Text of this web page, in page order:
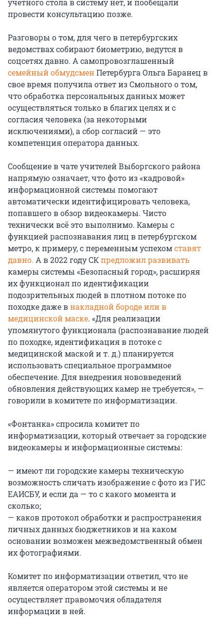
провести консультацию позже.
Разговоры о том, для чего в петербургских
ведомствах собирают биометрию, ведутся в
соцсетях давно. А самопровозглашенный
семейный обмудсменПетербурга Ольга Баранец в
свое время получила ответ из Смольного о том,
что обработка персональных данных может
осуществляться только в благих целях и с
согласия человека (за некоторыми
исключениями), а сбор согласий — это
компетенция оператора данных.
Сообщение в чате учителей Выборгского района
напрямую означает, что фото из «кадровой»
информационной системы помогают
автоматически идентифицировать человека,
попавшего в обзор видеокамеры. Чисто
технически всё это выполнимо. Камеры с
функцией распознавания лиц в петербургском
метро, к примеру, с переменным успехомставят
давно. А в 2022 году СКпредложил развивать
камеры системы «Безопасный город», расширяя
их функционал по идентификации
подозрительных людей в плотном потоке по
походке даже внакладной бороде или в
медицинской маске. «Для реализации
упомянутого функционала (распознавание людей
по походке, идентификация в потоке с
медицинской маской и т. д.) планируется
использовать специальное программное
обеспечение. Для внедрения нововведений
обновления действующих камер не требуется», —
говорили в комитете по информатизации.
«Фонтанка» спросила комитет по
информатизации, который отвечает за городские
видеокамеры и информационные системы:
— имеют ли городские камеры техническую
возможность сличать изображение с фото из ГИС
ЕАИСБУ, и если да — то с какого момента и
сколько;
— каков протокол обработки и распространения
личных данных бюджетников и на каком
основании возможен межведомственный обмен
их фотографиями.
Комитет по информатизации ответил, что не
является оператором этой системы и не
осуществляет правомочия обладателя
информации в ней.